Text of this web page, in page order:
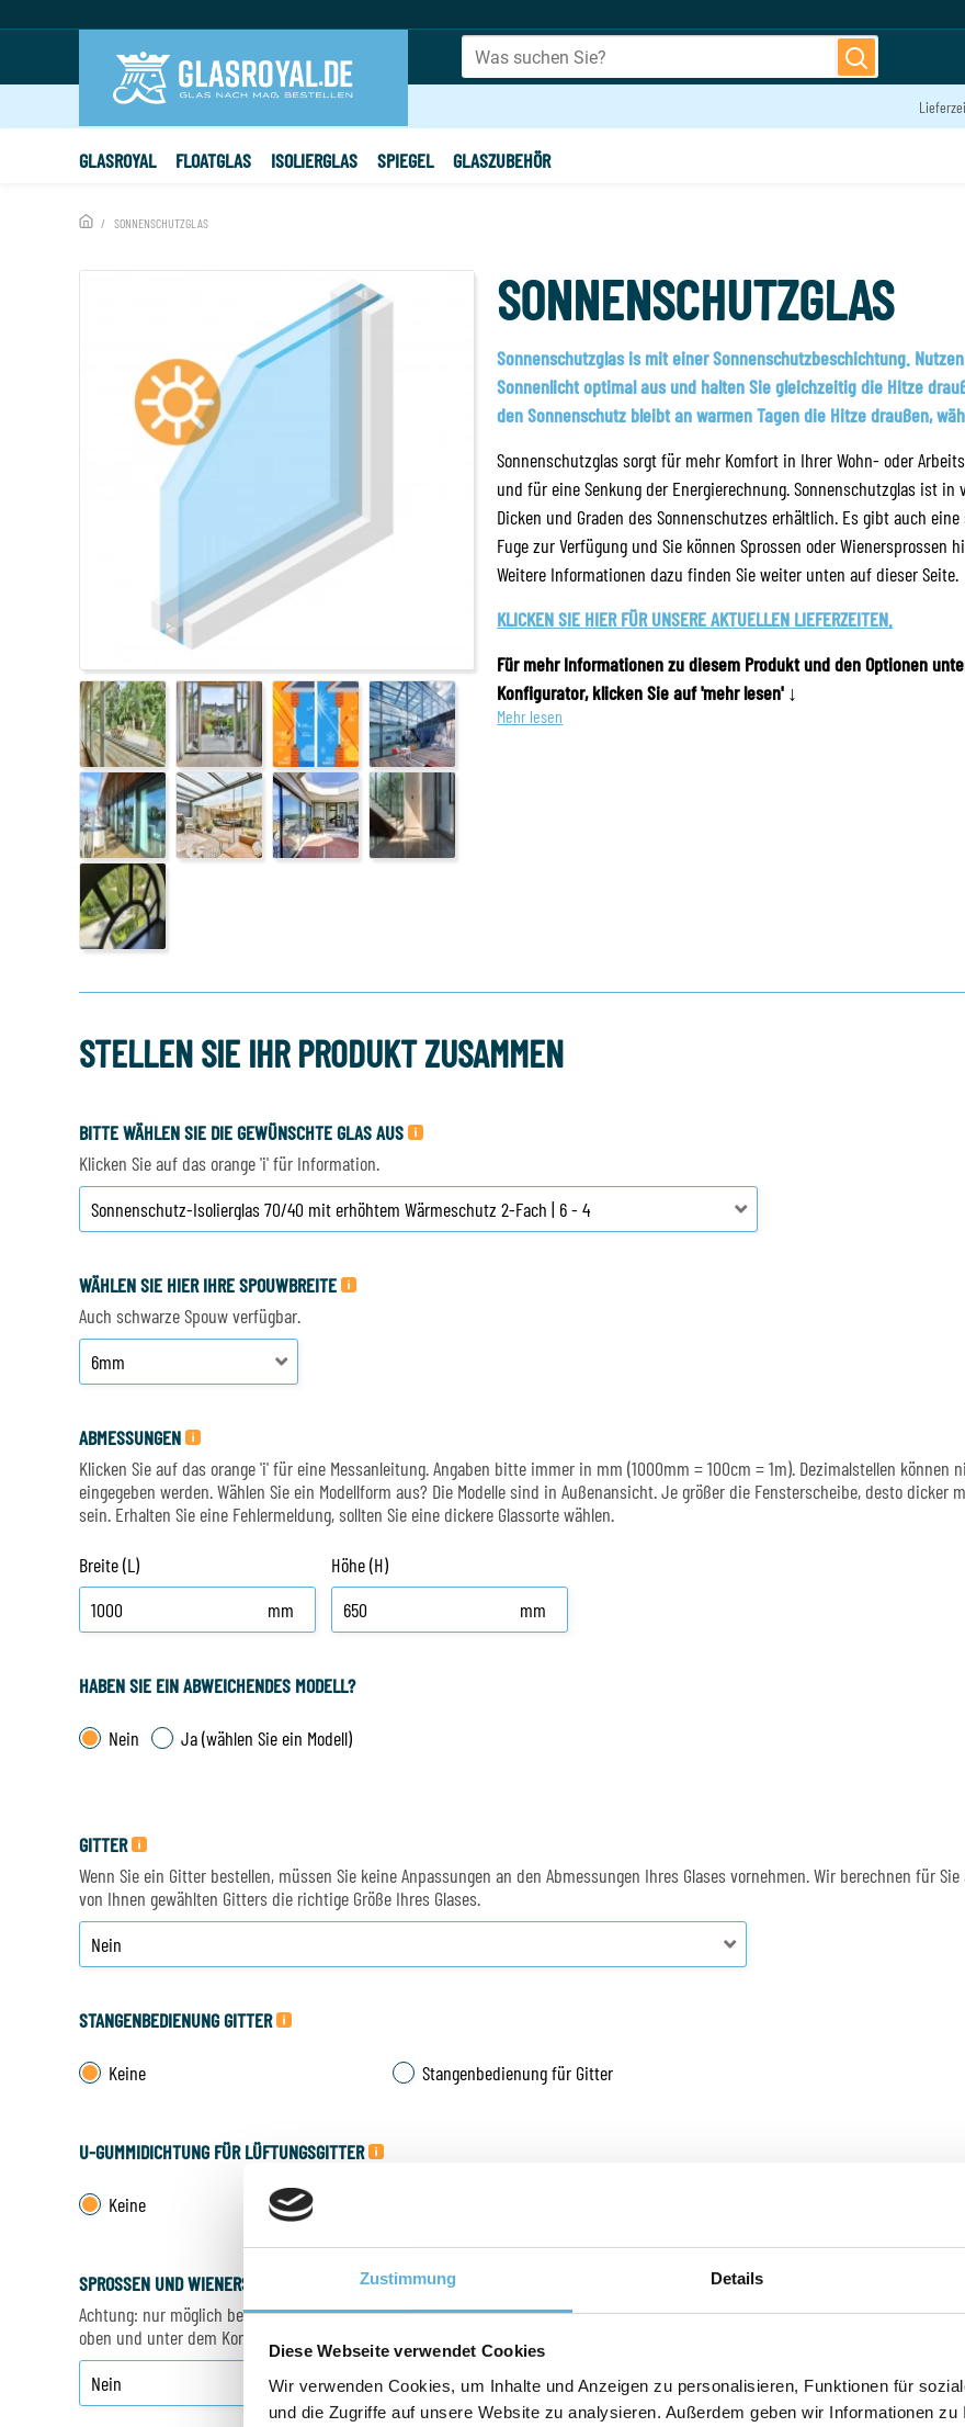
Zustimmung Details
Diese Webseite verwendet Cookies
Wir verwenden Cookies, um Inhalte und Anzeigen zu personalisieren, Funktionen für
und die Zugriffe auf unsere Website zu analysieren. Außerdem geben wir Informationen zu
GLASROYAL FLOATGLAS ISOLIERGLAS SPIEGEL GLASZUBEHÖR
SONNENSCHUTZGLAS
SONNENSCHUTZGLAS
Sonnenschutzglas is mit einer Sonnenschutzbeschichtung.
Sonnenlicht optimal aus und halten Sie gleichzeitig die Hitze
den Sonnenschutz bleibt an warmen Tagen die Hitze draußen,
Sonnenschutzglas sorgt für mehr Komfort in Ihrer Wohn- oder
und für eine Senkung der Energierechnung. Sonnenschutzglas ist in
Dicken und Graden des Sonnenschutzes erhältlich. Es gibt auch
Fuge zur Verfügung und Sie können Sprossen oder Wienersprossen
Weitere Informationen dazu finden Sie weiter unten auf dieser Seite.
KLICKEN SIE HIER FÜR UNSERE AKTUELLEN LIEFERZEITEN.
Für mehr Informationen zu diesem Produkt und den Optionen
Konfigurator, klicken Sie auf 'mehr lesen' ↓
Mehr lesen
STELLEN SIE IHR PRODUKT ZUSAMMEN
BITTE WÄHLEN SIE DIE GEWÜNSCHTE GLAS AUS
Klicken Sie auf das orange 'i' für Information.
WÄHLEN SIE HIER IHRE SPOUWBREITE
Auch schwarze Spouw verfügbar.
ABMESSUNGEN
Klicken Sie auf das orange 'i' für eine Messanleitung. Angaben bitte immer in mm (1000mm = 100cm = 1m). Dezimalstellen können
eingegeben werden. Wählen Sie ein Modellform aus? Die Modelle sind in Außenansicht. Je größer die Fensterscheibe, desto dicker
sein. Erhalten Sie eine Fehlermeldung, sollten Sie eine dickere Glassorte wählen.
Breite (L)
mm
Höhe (H)
mm
HABEN SIE EIN ABWEICHENDES MODELL?
Nein Ja (wählen Sie ein Modell)
GITTER
Wenn Sie ein Gitter bestellen, müssen Sie keine Anpassungen an den Abmessungen Ihres Glases vornehmen. Wir berechnen für
von Ihnen gewählten Gitters die richtige Größe Ihres Glases.
STANGENBEDIENUNG GITTER
Keine Stangenbedienung für Gitter
U-GUMMIDICHTUNG FÜR LÜFTUNGSGITTER
Keine
SPROSSEN UND WIENERSPROSSEN
Achtung: nur möglich bei einem Spouw von 12 mm. Weitere Informationen zu Sprossen und Wienersprossen finden Sie über das
oben und unter dem Konfigurator.